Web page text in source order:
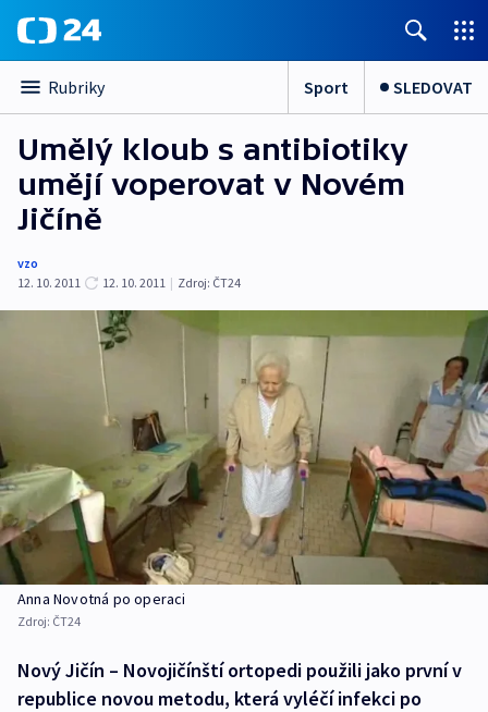
Rubriky Sport SLEDOVAT
Umělý kloub s antibiotiky
umějí voperovat v Novém
Jičíně
vzo
12. 10. 2011
12. 10. 2011 | Zdroj: ČT24
Anna Novotná po operaci
Zdroj: ČT24
Nový Jičín – Novojičínští ortopedi použili jako první v
republice novou metodu, která vyléčí infekci po